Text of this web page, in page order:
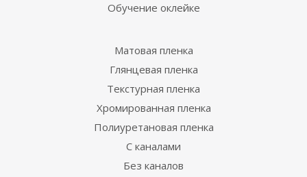
Обучение оклейке
Матовая пленка
Глянцевая пленка
Текстурная пленка
Хромированная пленка
Полиуретановая пленка
С каналами
Без каналов